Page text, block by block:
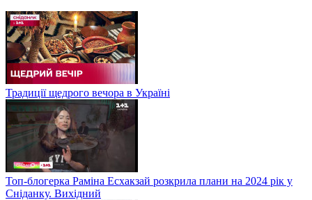
Традиції щедрого вечора в Україні
Топ-блогерка Раміна Есхакзай розкрила плани на 2024 рік у
Сніданку. Вихідний